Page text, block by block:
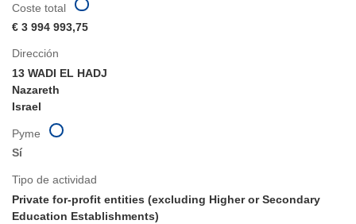
Dirección
13 WADI EL HADJ
Nazareth
Israel
Pyme
Sí
Tipo de actividad
Private for-profit entities (excluding Higher or Secondary
Education Establishments)
Coste total
€ 3 994 993,75